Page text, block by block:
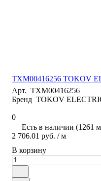
ТХМ00416256 TOKOV
Арт. ТХМ00416256
Бренд TOKOV
0
Есть в наличии (1261
2 706.01 руб. / м
В корзину